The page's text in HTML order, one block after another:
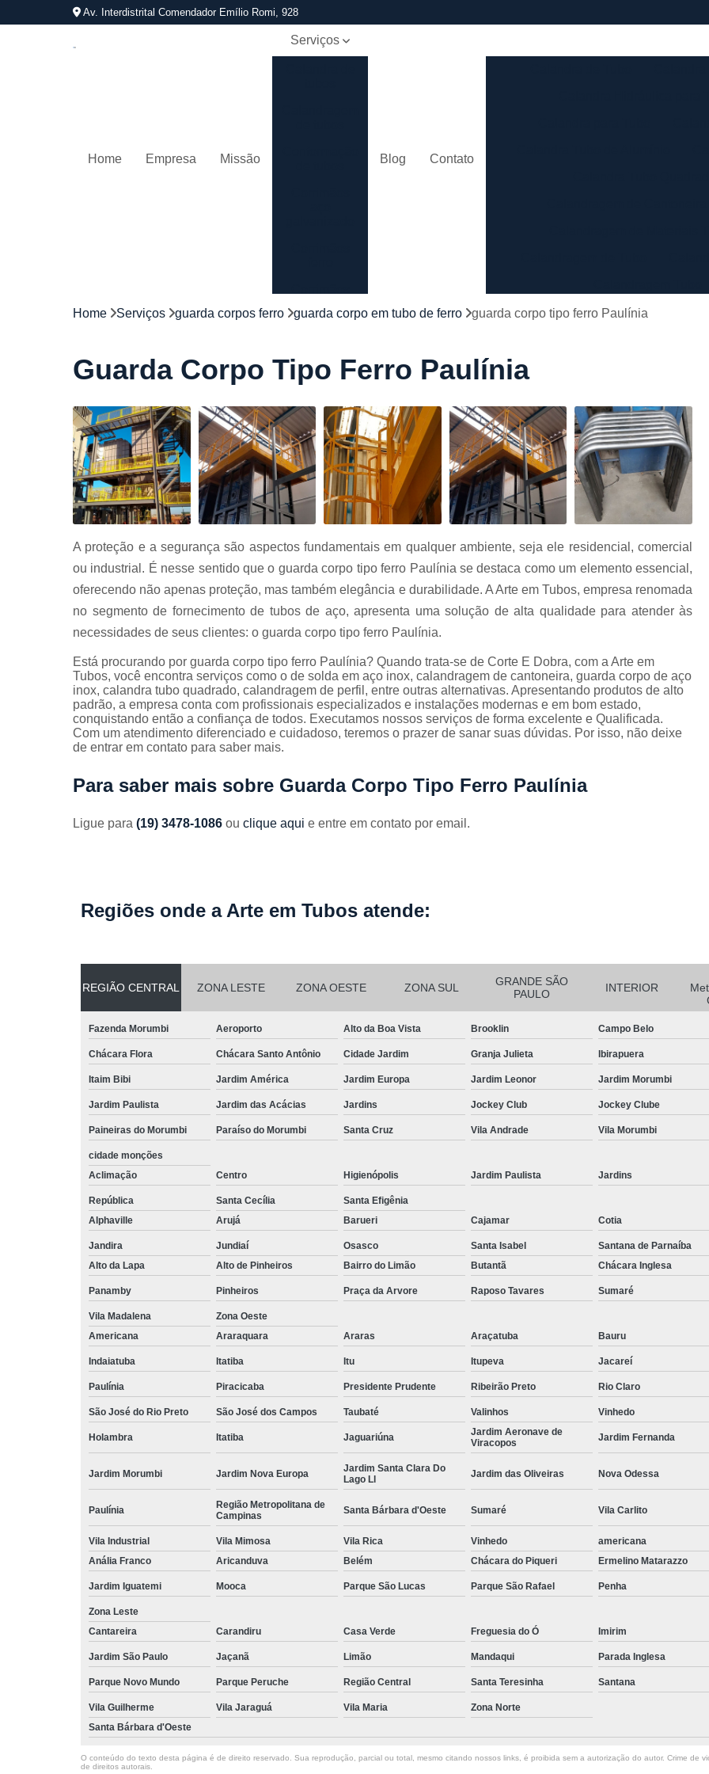
Av. Interdistrital Comendador Emílio Romi, 928
Home Empresa Missão
Serviços
Cortes a
Cortes de
chapa
Curvamento
de tubo
Dobra de
chapas
tubo
Empresas de
corte
Guarda
corpos
Guarda
corpos ferro
Guarda
corpos
corpos inox
dobra
aço carbono
Blog Contato
Calandragem Tubo em
Conformação em
Conformação para
Conformação Tubo de Metal
Corrimão Aço Tipo
Corrimão de
Corrimão de Aço Galvanizado
Corrimão em
Corrimão em Tubo de Aço
Corrimão
Corrimão de Ferro
Corrimão Escada Interna Ferro
Corrimão Ferro de Escada
Corrimão Ferro Quadrado
Corrimão de Inox
Corrimão Escada Interna
Corrimão Inox de Escada
Corrimão Inox para Escada
Corrimão Inox Quadrado
Corte a Laser Chapa Aço
Corte a Laser Oxigênio
Solda a Laser
Corte a Laser em Chapa de
Corte de Chapa Inox a Laser
Curvamento de Tubos
Curvamento de Tubos a
Curvamento de Tubos de Aço
Curvamento de Tubos
Curvamento de Tubos Industrial
Dobra Chapa de Alumínio
Dobra de Chapa de
Dobra de Tubo Redondo
Dobra Tubo com Maçarico
Dobra Tubo Quadrado
Empresa de Corte a Laser
Empresa de Corte a Laser Chapa
Home Serviços guarda corpos ferro guarda corpo em tubo de ferro guarda corpo tipo ferro Paulínia
Guarda Corpo Tipo Ferro Paulínia
A proteção e a segurança são aspectos fundamentais em qualquer ambiente, seja ele residencial, comercial
ou industrial. É nesse sentido que o guarda corpo tipo ferro Paulínia se destaca como um elemento essencial,
oferecendo não apenas proteção, mas também elegância e durabilidade. A Arte em Tubos, empresa renomada
no segmento de fornecimento de tubos de aço, apresenta uma solução de alta qualidade para atender às
necessidades de seus clientes: o guarda corpo tipo ferro Paulínia.
Está procurando por guarda corpo tipo ferro Paulínia? Quando trata-se de Corte E Dobra, com a Arte em
Tubos, você encontra serviços como o de solda em aço inox, calandragem de cantoneira, guarda corpo de aço
inox, calandra tubo quadrado, calandragem de perfil, entre outras alternativas. Apresentando produtos de alto
padrão, a empresa conta com profissionais especializados e instalações modernas e em bom estado,
conquistando então a confiança de todos. Executamos nossos serviços de forma excelente e Qualificada.
Com um atendimento diferenciado e cuidadoso, teremos o prazer de sanar suas dúvidas. Por isso, não deixe
de entrar em contato para saber mais.
Para saber mais sobre Guarda Corpo Tipo Ferro Paulínia
Ligue para (19) 3478-1086 ou clique aqui e entre em contato por email.
Regiões onde a Arte em Tubos atende:
REGIÃO CENTRAL ZONA LESTE ZONA OESTE ZONA SUL
GRANDE SÃO
PAULO
INTERIOR
Fazenda Morumbi Aeroporto Alto da Boa Vista Brooklin Campo Belo
Chácara Flora Chácara Santo Antônio Cidade Jardim Granja Julieta Ibirapuera
Itaim Bibi Jardim América Jardim Europa Jardim Leonor Jardim Morumbi
Jardim Paulista Jardim das Acácias Jardins Jockey Club Jockey Clube
Paineiras do Morumbi Paraíso do Morumbi Santa Cruz Vila Andrade Vila Morumbi
cidade monções
Aclimação
Centro Higienópolis Jardim Paulista Jardins
República Santa Cecília
Santa Efigênia
Alphaville
Arujá Barueri Cajamar Cotia
Jandira Jundiaí Osasco Santa Isabel Santana de Parnaíba
Alto da Lapa
Alto de Pinheiros Bairro do Limão Butantã Chácara Inglesa
Panamby Pinheiros Praça da Arvore Raposo Tavares Sumaré
Vila Madalena
Zona Oeste
Americana
Araraquara Araras Araçatuba Bauru
Indaiatuba Itatiba Itu Itupeva Jacareí
Paulínia Piracicaba Presidente Prudente Ribeirão Preto Rio Claro
São José do Rio Preto São José dos Campos Taubaté Valinhos Vinhedo
Holambra Itatiba Jaguariúna
Jardim Aeronave de
Viracopos
Jardim Fernanda
Jardim Morumbi Jardim Nova Europa
Jardim Santa Clara Do
Lago Ll
Jardim das Oliveiras Nova Odessa
Paulínia
Região Metropolitana de
Campinas
Santa Bárbara d'Oeste Sumaré Vila Carlito
Vila Industrial Vila Mimosa Vila Rica Vinhedo
americana
Anália Franco
Aricanduva Belém Chácara do Piqueri Ermelino Matarazzo
Jardim Iguatemi Mooca Parque São Lucas Parque São Rafael Penha
Zona Leste
Cantareira
Carandiru Casa Verde Freguesia do Ó Imirim
Jardim São Paulo Jaçanã Limão Mandaqui Parada Inglesa
Parque Novo Mundo Parque Peruche Região Central Santa Teresinha Santana
Vila Guilherme Vila Jaraguá Vila Maria
Zona Norte
Santa Bárbara d'Oeste
O conteúdo do texto desta página é de direito reservado. Sua reprodução, parcial ou total, mesmo citando nossos links, é proibida sem a autorização do autor. Crime de
de direitos autorais